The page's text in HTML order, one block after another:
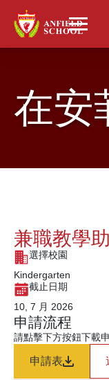
在安
兼職教學
選擇校園
Kindergarten
截止日期
10, 7 月 2026
申請流程
請點擊下方按鈕下載
申請表